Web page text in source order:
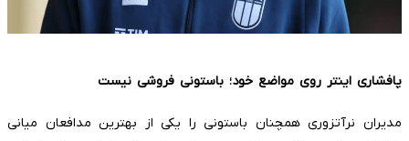
پافشاری اینتر روی مواضع خود؛ باستونی فروشی نیست
مدیران نرآتزوری همچنان باستونی را یکی از بهترین مدافعان میانی